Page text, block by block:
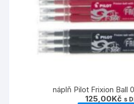
náplň Pilot Frixion Ball
125,00Kč s